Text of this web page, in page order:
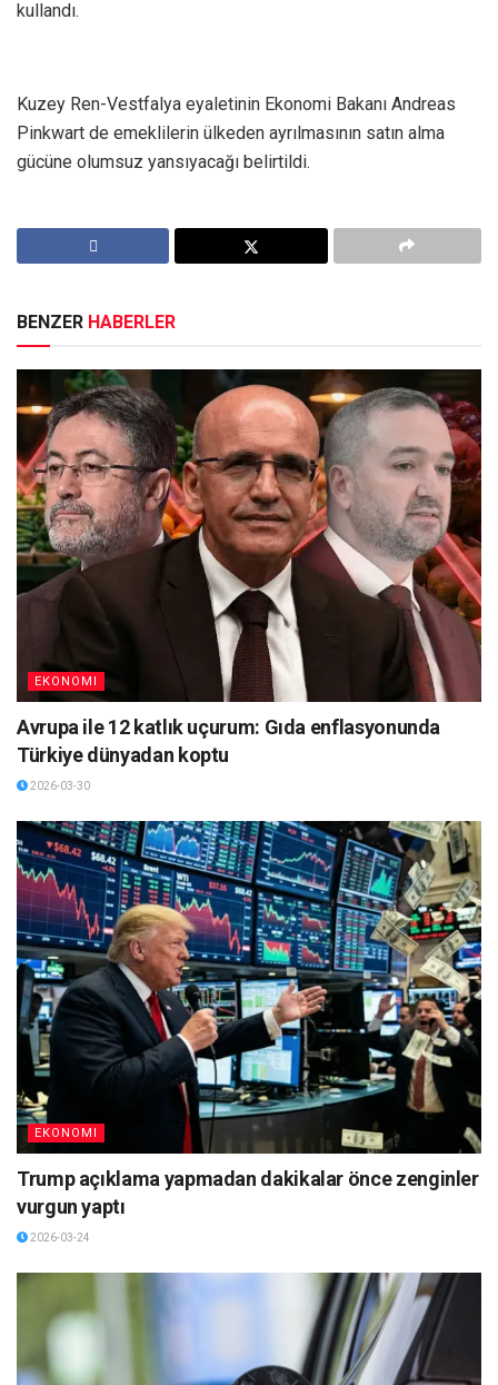
kullandı.
Kuzey Ren-Vestfalya eyaletinin Ekonomi Bakanı Andreas
Pinkwart de emeklilerin ülkeden ayrılmasının satın alma
gücüne olumsuz yansıyacağı belirtildi.
BENZER HABERLER
EKONOMI
Avrupa ile 12 katlık uçurum: Gıda enflasyonunda
Türkiye dünyadan koptu
2026-03-30
EKONOMI
Trump açıklama yapmadan dakikalar önce zenginler
vurgun yaptı
2026-03-24